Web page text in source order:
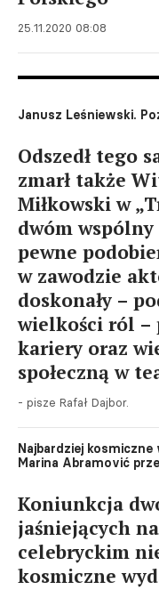
25.11.2020 08:08
Janusz Leśniewski.
Odszedł tego
zmarł także
Miłkowski w
dwóm wspólny
pewne
w zawodzie
doskonały –
wielkości ról –
kariery oraz
społeczną w
- pisze Rafał Dajbor.
Najbardziej
Marina Abramović
Koniunkcja
jaśniejących
celebryckim
kosmiczne